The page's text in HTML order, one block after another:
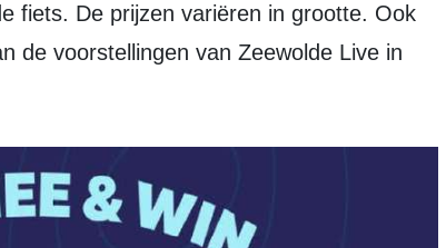
fiets. De prijzen variëren in grootte. Ook
de voorstellingen van Zeewolde Live in